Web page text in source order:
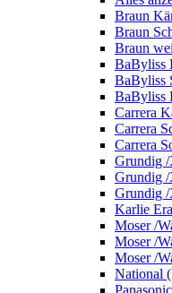
Braun
Braun
Braun
BaByliss
BaByliss
BaByliss
Carrera
Carrera
Carrera
Grundig /
Grundig
Grundig /
Karlie
Moser /
Moser /
Moser /
National